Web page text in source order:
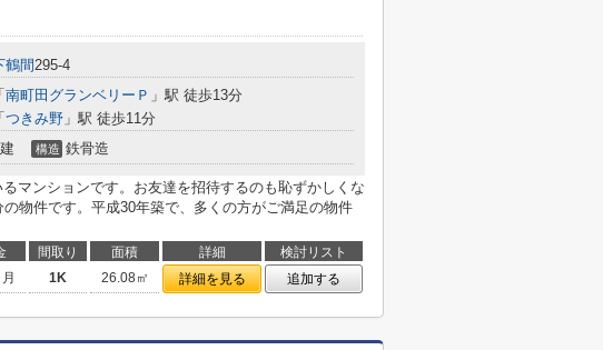
鶴間295-4
「 南町田グランベリーＰ 」駅 徒歩13分
「 つきみ野 」駅 徒歩11分
構造 鉄骨造
マンションです。お友達を招待するのも恥ずかしくな
物件です。平成30年築で、多くの方がご満足の物件
間取り 面積 詳細
検討リスト
1K 26.08㎡ 詳細を見る 追加する